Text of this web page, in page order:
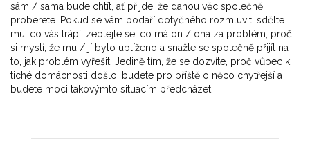
sám / sama bude chtít, ať přijde, že danou věc společně
proberete. Pokud se vám podaří dotyčného rozmluvit, sdělte
mu, co vás trápí, zeptejte se, co má on / ona za problém, proč
si myslí, že mu / jí bylo ublíženo a snažte se společně přijít na
to, jak problém vyřešit. Jedině tím, že se dozvíte, proč vůbec k
tiché domácnosti došlo, budete pro příště o něco chytřejší a
budete moci takovýmto situacím předcházet.